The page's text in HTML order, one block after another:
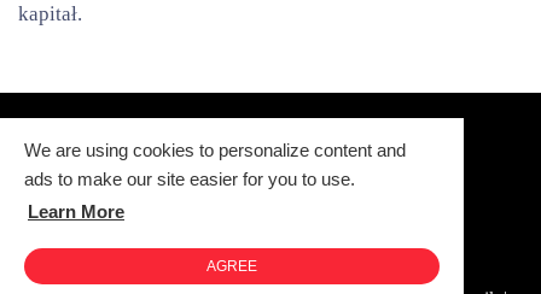
We are using cookies to personalize content and
ads to make our site easier for you to use.
Learn More
AGREE
kapitał.
Warsztat BMW: ADM Serwis